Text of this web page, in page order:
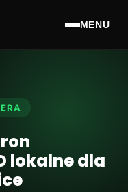
MENU
lokalne dla